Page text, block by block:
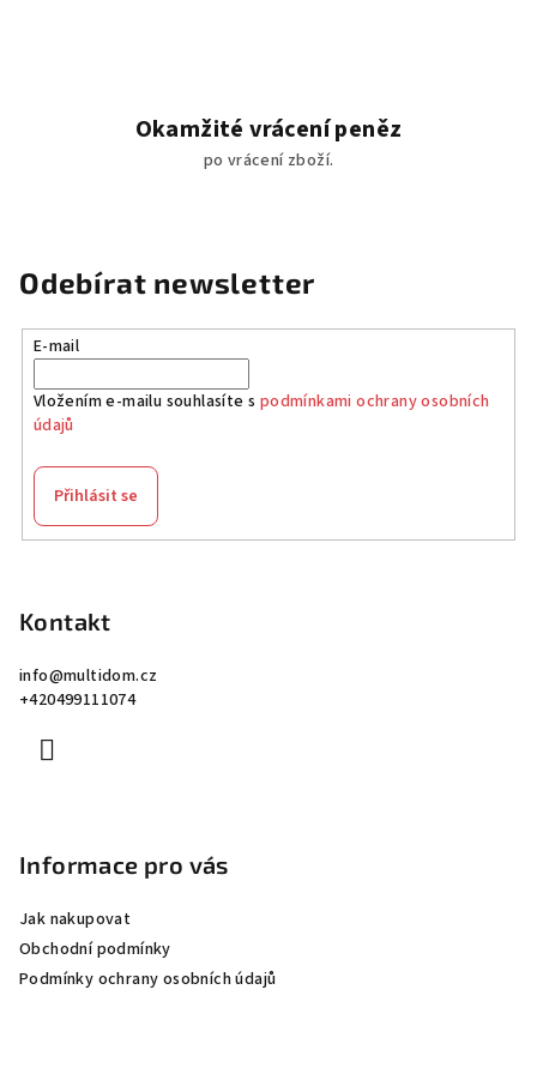
Okamžité vrácení peněz
po vrácení zboží.
Odebírat newsletter
E-mail
Vložením e-mailu souhlasíte s podmínkami ochrany osobních
údajů
Přihlásit se
Kontakt
info@multidom.cz
+420499111074
Informace pro vás
Jak nakupovat
Obchodní podmínky
Podmínky ochrany osobních údajů